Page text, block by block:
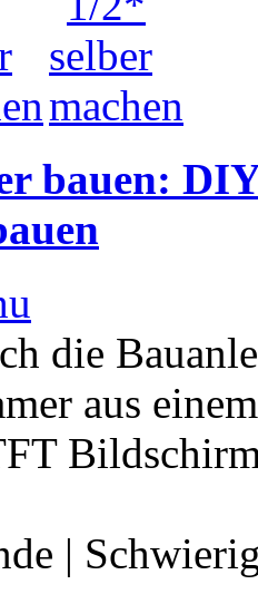
bauen:
die
aus
|